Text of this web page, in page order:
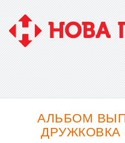
АЛЬБОМ
ДРУЖКОВКА